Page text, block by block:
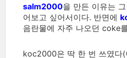
salm2000을 만든 이유는
어보고 싶어서이다. 반면에
음란물에 자주 나오던 coke
koc2000은 딱 한 번 쓰였다(